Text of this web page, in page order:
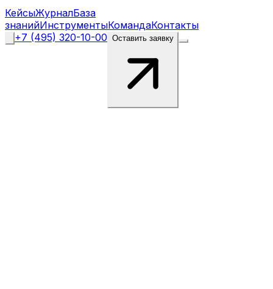
КейсыЖурналБаза
знанийИнструментыКомандаКонтакты
+7 (495) 320-10-00 Оставить заявку